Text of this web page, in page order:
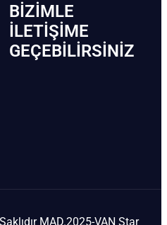
BIZIMLE
İLETIŞIME
GEÇEBILIRSINIZ
MAD.2025-VAN Star